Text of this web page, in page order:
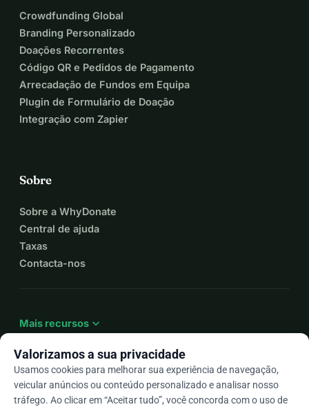
Crowdfunding Global
Branding Personalizado
Doações Recorrentes
Código QR e Pedidos de Pagamento
Arrecadação de Fundos em Equipa
Plugin de Formulário de Doação
Integração com Zapier
Sobre
Sobre a WhyDonate
Central de ajuda
Taxas
Contacta-nos
Mais recursos expand_more
Ptarrow_drop_down
Valorizamos a sua privacidade
Usamos cookies para melhorar sua experiência de navegação,
veicular anúncios ou conteúdo personalizado e analisar nosso
tráfego. Ao clicar em “Aceitar tudo”, você concorda com o uso de